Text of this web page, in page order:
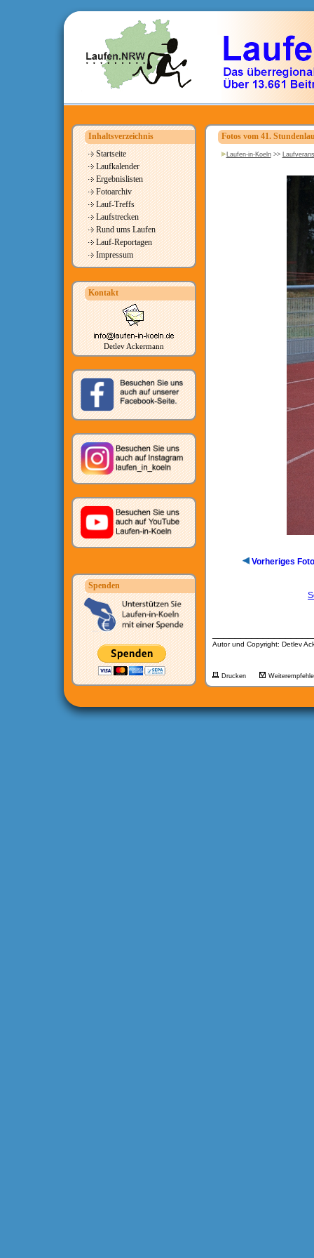
Inhaltsverzeichnis
Startseite
Laufkalender
Ergebnislisten
Fotoarchiv
Lauf-Treffs
Laufstrecken
Rund ums Laufen
Lauf-Reportagen
Impressum
Kontakt
Detlev Ackermann
Spenden
Fotos vom 41.
Laufen-in-Koeln>>
Vorheriges Foto
Autor und Copyright: Detlev
Drucken